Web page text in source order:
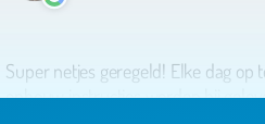
opbouw instructies worden bij